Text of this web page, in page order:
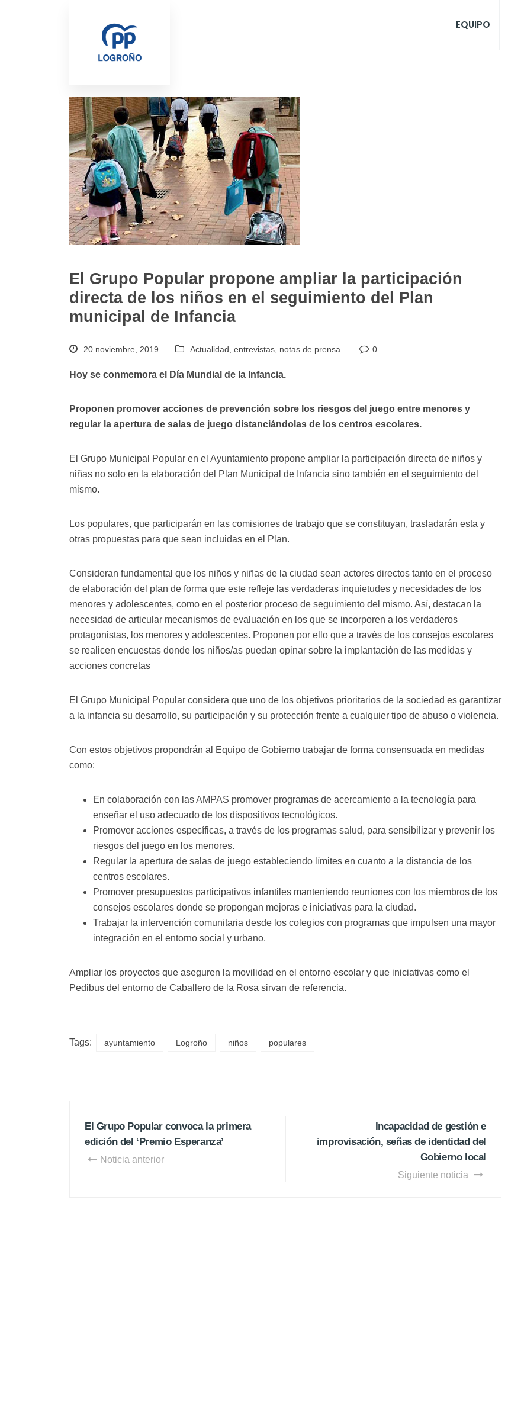
EQUIPO
El Grupo Popular propone ampliar la participación
directa de los niños en el seguimiento del Plan
municipal de Infancia
20 noviembre, 2019 Actualidad entrevistas notas de prensa 0
Hoy se conmemora el Día Mundial de la Infancia.
Proponen promover acciones de prevención sobre los riesgos del juego entre menores y
regular la apertura de salas de juego distanciándolas de los centros escolares.
El Grupo Municipal Popular en el Ayuntamiento propone ampliar la participación directa de niños y
niñas no solo en la elaboración del Plan Municipal de Infancia sino también en el seguimiento del
mismo.
Los populares, que participarán en las comisiones de trabajo que se constituyan, trasladarán esta y
otras propuestas para que sean incluidas en el Plan.
Consideran fundamental que los niños y niñas de la ciudad sean actores directos tanto en el proceso
de elaboración del plan de forma que este refleje las verdaderas inquietudes y necesidades de los
menores y adolescentes, como en el posterior proceso de seguimiento del mismo. Así, destacan la
necesidad de articular mecanismos de evaluación en los que se incorporen a los verdaderos
protagonistas, los menores y adolescentes. Proponen por ello que a través de los consejos escolares
se realicen encuestas donde los niños/as puedan opinar sobre la implantación de las medidas y
acciones concretas
El Grupo Municipal Popular considera que uno de los objetivos prioritarios de la sociedad es garantizar
a la infancia su desarrollo, su participación y su protección frente a cualquier tipo de abuso o violencia.
Con estos objetivos propondrán al Equipo de Gobierno trabajar de forma consensuada en medidas
como:
En colaboración con las AMPAS promover programas de acercamiento a la tecnología para
enseñar el uso adecuado de los dispositivos tecnológicos.
Promover acciones específicas, a través de los programas salud, para sensibilizar y prevenir los
riesgos del juego en los menores.
Regular la apertura de salas de juego estableciendo límites en cuanto a la distancia de los
centros escolares.
Promover presupuestos participativos infantiles manteniendo reuniones con los miembros de los
consejos escolares donde se propongan mejoras e iniciativas para la ciudad.
Trabajar la intervención comunitaria desde los colegios con programas que impulsen una mayor
integración en el entorno social y urbano.
Ampliar los proyectos que aseguren la movilidad en el entorno escolar y que iniciativas como el
Pedibus del entorno de Caballero de la Rosa sirvan de referencia.
Tags: ayuntamiento Logroño niños populares
El Grupo Popular convoca la primera
edición del ‘Premio Esperanza’
Noticia anterior
Incapacidad de gestión e
improvisación, señas de identidad del
Gobierno local
Siguiente noticia